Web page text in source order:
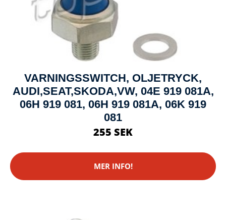
VARNINGSSWITCH, OLJETRYCK,
AUDI,SEAT,SKODA,VW, 04E 919 081A,
06H 919 081, 06H 919 081A, 06K 919
081
255 SEK
MER INFO!